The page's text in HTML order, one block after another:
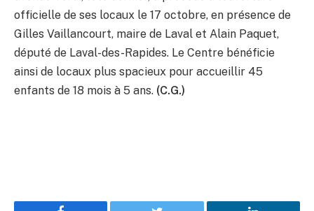
officielle de ses locaux le 17 octobre, en présence de
Gilles Vaillancourt, maire de Laval et Alain Paquet,
député de Laval-des-Rapides. Le Centre bénéficie
ainsi de locaux plus spacieux pour accueillir 45
enfants de 18 mois à 5 ans. (C.G.)